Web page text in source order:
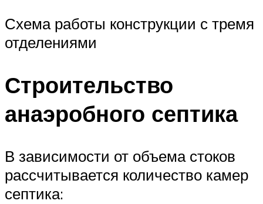
Схема работы конструкции с тремя
отделениями
Строительство
анаэробного септика
В зависимости от объема стоков
рассчитывается количество камер
септика: